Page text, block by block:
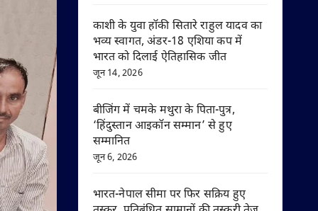
काशी के युवा हॉकी सितारे राहुल यादव का
भव्य स्वागत, अंडर-18 एशिया कप में
भारत को दिलाई ऐतिहासिक जीत
जून 14, 2026
बीजिंग में चमके मथुरा के पिता-पुत्र,
‘हिंदुस्तान आइकॉन सम्मान’ से हुए
सम्मानित
जून 6, 2026
भारत-नेपाल सीमा पर फिर सक्रिय हुए